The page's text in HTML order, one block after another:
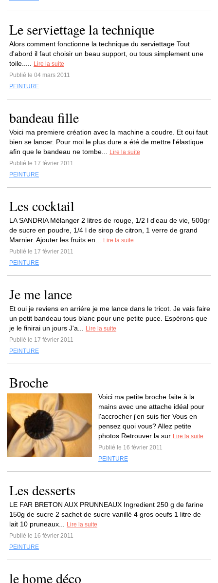
Le serviettage la technique
Alors comment fonctionne la technique du serviettage Tout
d'abord il faut choisir un beau support, ou tous simplement une
toile.....
Lire la suite
Publié le 04 mars 2011
PEINTURE
bandeau fille
Voici ma premiere création avec la machine a coudre. Et oui faut
bien se lancer. Pour moi le plus dure a été de mettre l'élastique
afin que le bandeau ne tombe...
Lire la suite
Publié le 17 février 2011
PEINTURE
Les cocktail
LA SANDRIA Mélanger 2 litres de rouge, 1/2 l d'eau de vie, 500gr
de sucre en poudre, 1/4 l de sirop de citron, 1 verre de grand
Marnier. Ajouter les fruits en...
Lire la suite
Publié le 17 février 2011
PEINTURE
Je me lance
Et oui je reviens en arriére je me lance dans le tricot. Je vais faire
un petit bandeau tous blanc pour une petite puce. Espérons que
je le finirai un jours J'a...
Lire la suite
Publié le 17 février 2011
PEINTURE
Broche
Voici ma petite broche faite à la
mains avec une attache idéal pour
l'accrocher j'en suis fier Vous en
pensez quoi vous? Allez petite
photos Retrouver la sur Lire la suite
Publié le 16 février 2011
PEINTURE
Les desserts
LE FAR BRETON AUX PRUNNEAUX Ingredient 250 g de farine
150g de sucre 2 sachet de sucre vanillé 4 gros oeufs 1 litre de
lait 10 pruneaux...
Lire la suite
Publié le 16 février 2011
PEINTURE
le home déco